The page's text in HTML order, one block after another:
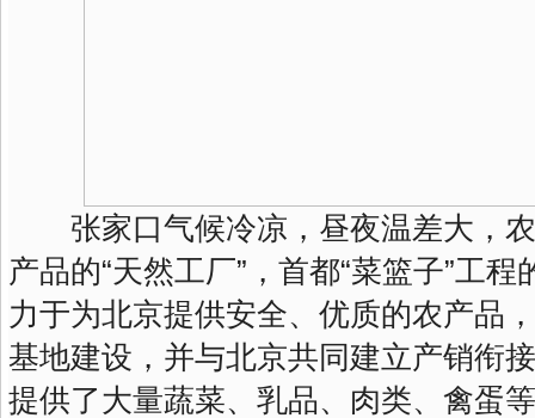
张家口气候冷凉，昼夜温差大，农
产品的“天然工厂”，首都“菜篮子”工
力于为北京提供安全、优质的农产品
基地建设，并与北京共同建立产销衔
提供了大量蔬菜、乳品、肉类、禽蛋